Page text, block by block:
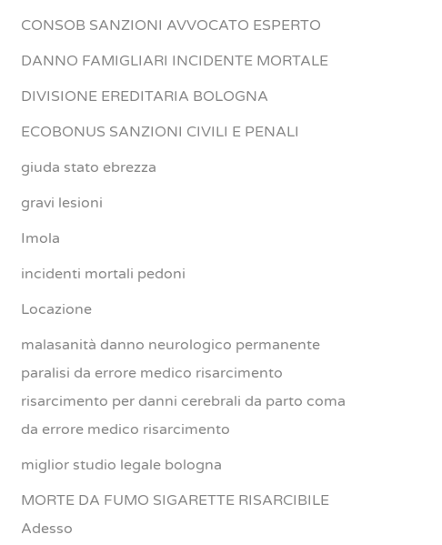
CONSOB SANZIONI AVVOCATO ESPERTO
DANNO FAMIGLIARI INCIDENTE MORTALE
DIVISIONE EREDITARIA BOLOGNA
ECOBONUS SANZIONI CIVILI E PENALI
giuda stato ebrezza
gravi lesioni
Imola
incidenti mortali pedoni
Locazione
malasanità danno neurologico permanente
paralisi da errore medico risarcimento
risarcimento per danni cerebrali da parto coma
da errore medico risarcimento
miglior studio legale bologna
MORTE DA FUMO SIGARETTE RISARCIBILE
Adesso